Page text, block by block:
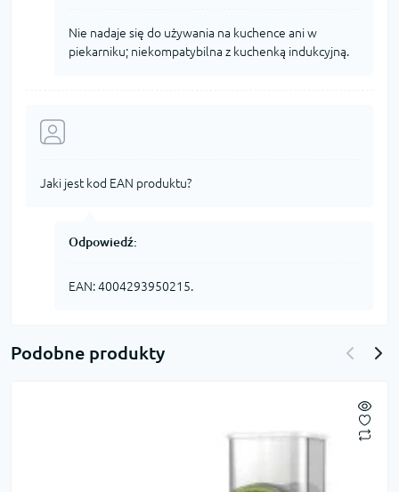
Nie nadaje się do używania na kuchence ani w
piekarniku; niekompatybilna z kuchenką indukcyjną.
Jaki jest kod EAN produktu?
Odpowiedź:
EAN: 4004293950215.
Podobne produkty